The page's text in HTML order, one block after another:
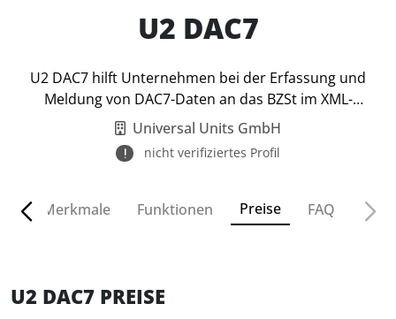
U2 DAC7
U2 DAC7 hilft Unternehmen bei der Erfassung und
Meldung von DAC7-Daten an das BZSt im XML-
Format.
Universal Units GmbH
nicht verifiziertes Profil
Merkmale Funktionen Preise FAQ
U2 DAC7 PREISE